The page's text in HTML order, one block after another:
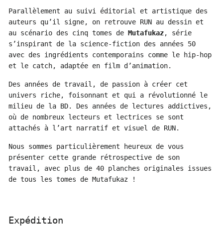
Parallèlement au suivi éditorial et artistique des
auteurs qu’il signe, on retrouve RUN au dessin et
au scénario des cinq tomes de Mutafukaz, série
s’inspirant de la science-fiction des années 50
avec des ingrédients contemporains comme le hip-hop
et le catch, adaptée en film d’animation.
Des années de travail, de passion à créer cet
univers riche, foisonnant et qui a révolutionné le
milieu de la BD. Des années de lectures addictives,
où de nombreux lecteurs et lectrices se sont
attachés à l’art narratif et visuel de RUN.
Nous sommes particulièrement heureux de vous
présenter cette grande rétrospective de son
travail, avec plus de 40 planches originales issues
de tous les tomes de Mutafukaz !
Expédition